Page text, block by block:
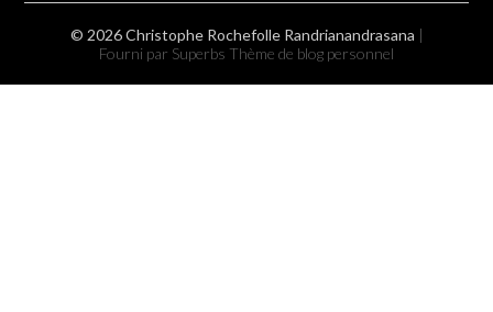
© 2026 Christophe Rochefolle Randrianandrasana |
Fourni par Superbs Thème de blog personnel